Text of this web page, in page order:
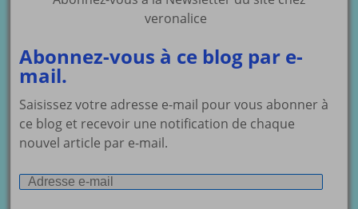
veronalice
Abonnez-vous à ce blog par e-
mail.
Saisissez votre adresse e-mail pour vous abonner à
ce blog et recevoir une notification de chaque
nouvel article par e-mail.
Adresse